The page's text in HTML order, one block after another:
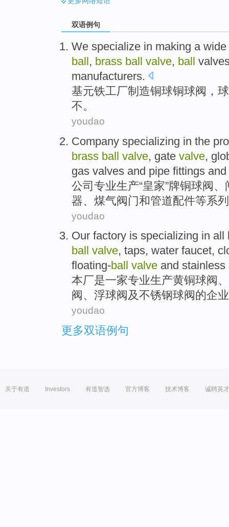
双语例句
We specialize in making a
ball, brass ball valve, ball
manufacturers.
基元铁工厂制造铜球铜球阀 ，
不。
youdao
Company specializing in the
brass ball valve, gate valve,
gas valves and pipe fittings
公司 专业生产“皇家”牌铜球阀、
器、 煤气阀门和管道配件等系
youdao
Our factory is specializing in all
ball valve, taps, water faucet,
floating-ball valve and stainless
本厂是一家专业生产黄铜球阀 、
阀、浮球阀及不锈钢球阀的企
youdao
更多双语例句
关于有道 Investors 有道智选 官方博客 技术博客 诚聘英才